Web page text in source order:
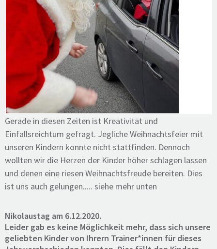
Gerade in diesen Zeiten ist Kreativität und
Einfallsreichtum gefragt. Jegliche Weihnachtsfeier mit
unseren Kindern konnte nicht stattfinden. Dennoch
wollten wir die Herzen der Kinder höher schlagen lassen
und denen eine riesen Weihnachtsfreude bereiten. Dies
ist uns auch gelungen..... siehe mehr unten
Nikolaustag am 6.12.2020.
Leider gab es keine Möglichkeit mehr, dass sich unsere
geliebten Kinder von Ihrern Trainer*innen für dieses